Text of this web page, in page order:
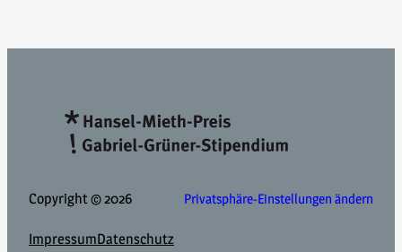
Copyright © 2026 Privatsphäre-Einstellungen ändern
ImpressumDatenschutz